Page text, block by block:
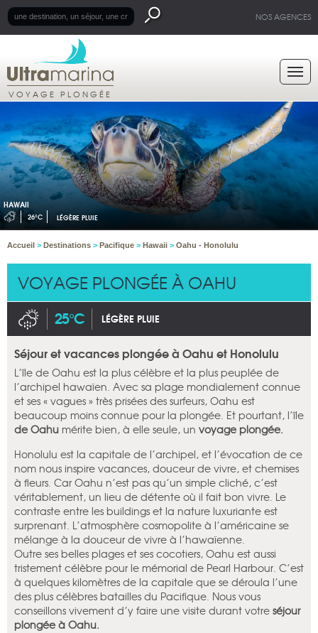
NOS AGENCES
VOYAGE PLONGÉE
HAWAII
26°C LÉGÈRE PLUIE
Accueil > Destinations > Pacifique > Hawaii > Oahu - Honolulu
VOYAGE PLONGÉE À OAHU
25°C LÉGÈRE PLUIE
Séjour et vacances plongée à Oahu et Honolulu
L’île de Oahu est la plus célèbre et la plus peuplée de
l’archipel hawaïen. Avec sa plage mondialement connue
et ses « vagues » très prisées des surfeurs, Oahu est
beaucoup moins connue pour la plongée. Et pourtant, l’île
de Oahu mérite bien, à elle seule, un voyage plongée.
Honolulu est la capitale de l’archipel, et l’évocation de ce
nom nous inspire vacances, douceur de vivre, et chemises
à fleurs. Car Oahu n’est pas qu’un simple cliché, c’est
véritablement, un lieu de détente où il fait bon vivre. Le
contraste entre les buildings et la nature luxuriante est
surprenant. L’atmosphère cosmopolite à l’américaine se
mélange à la douceur de vivre à l’hawaïenne.
Outre ses belles plages et ses cocotiers, Oahu est aussi
tristement célèbre pour le mémorial de Pearl Harbour. C’est
à quelques kilomètres de la capitale que se déroula l’une
des plus célèbres batailles du Pacifique. Nous vous
conseillons vivement d’y faire une visite durant votre séjour
plongée à Oahu.